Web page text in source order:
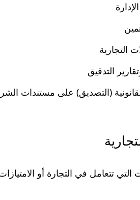
التجارية
التدقيق
(التصديق) على مستندات
تتعامل في التجارة أو